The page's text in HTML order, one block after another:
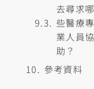
去尋求哪
些醫療專
業人員協
助？
參考資料